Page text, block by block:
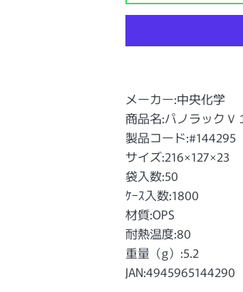
メーカー:中央化学
商品名:パノラックＶ
製品コード:#144295
サイズ:216×127×23
袋入数:50
ｹｰｽ入数:1800
材質:OPS
耐熱温度:80
重量（g）:5.2
JAN:4945965144290